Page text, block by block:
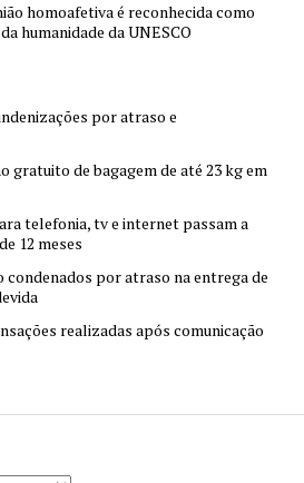
homoafetiva é reconhecida como
humanidade da UNESCO
por atraso e
gratuito de bagagem de até 23 kg em
telefonia, tv e internet passam a
12 meses
condenados por atraso na entrega de
realizadas após comunicação